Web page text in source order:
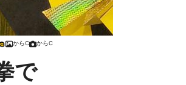
からC からC
で